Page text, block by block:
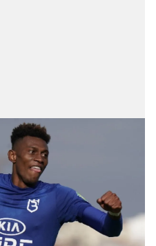
yer alan panel
ilişkin detaylı bilgi
Çerez Bilgilendirme
Kanunu uyarınca
okumak ve sitemizde
çerezlerle ilgili bilgi